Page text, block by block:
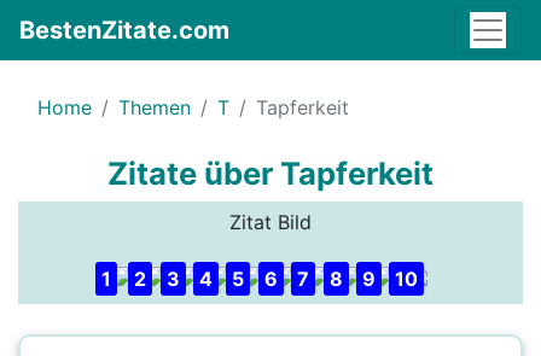
BestenZitate.com
Home Themen T Tapferkeit
Zitate über Tapferkeit
Zitat Bild
1 2 3 4 5 6 7 8 9 10